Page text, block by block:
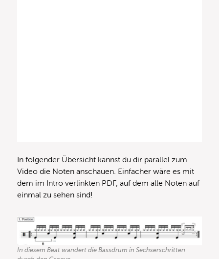
In folgender Übersicht kannst du dir parallel zum
Video die Noten anschauen. Einfacher wäre es mit
dem im Intro verlinkten PDF, auf dem alle Noten auf
einmal zu sehen sind!
In diesem Beat wandert die Bassdrum in Sechserschritten